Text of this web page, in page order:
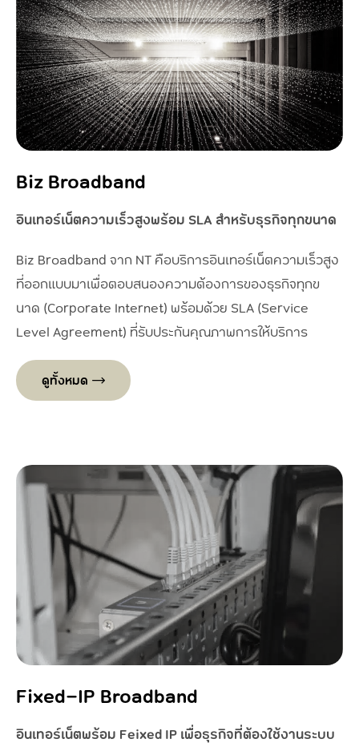
Biz Broadband
อินเทอร์เน็ตความเร็วสูงพร้อม SLA สำหรับธุรกิจทุกขนาด
Biz Broadband จาก NT คือบริการอินเทอร์เน็ตความเร็วสูง
ที่ออกแบบมาเพื่อตอบสนองความต้องการของธุรกิจทุกข
นาด (Corporate Internet) พร้อมด้วย SLA (Service
Level Agreement) ที่รับประกันคุณภาพการให้บริการ
ดูทั้งหมด
Fixed-IP Broadband
อินเทอร์เน็ตพร้อม Feixed IP เพื่อธุรกิจที่ต้องใช้งานระบบ